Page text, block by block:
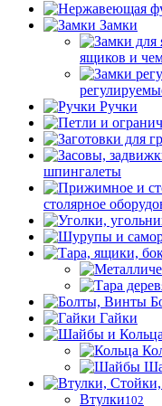
Замки
ящиков и
Ручки
шпингалеты
столярное
Гайки
Втулки102